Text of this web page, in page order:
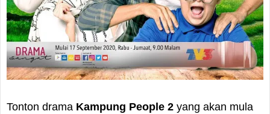
Tonton drama Kampung People 2 yang akan mula